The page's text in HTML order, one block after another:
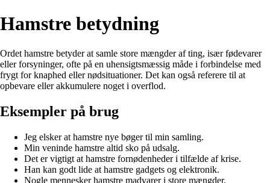
Hamstre betydning
Ordet hamstre betyder at samle store mængder af ting, især fødevarer
eller forsyninger, ofte på en uhensigtsmæssig måde i forbindelse med
frygt for knaphed eller nødsituationer. Det kan også referere til at
opbevare eller akkumulere noget i overflod.
Eksempler på brug
Jeg elsker at hamstre nye bøger til min samling.
Min veninde hamstre altid sko på udsalg.
Det er vigtigt at hamstre fornødenheder i tilfælde af krise.
Han kan godt lide at hamstre gadgets og elektronik.
Nogle mennesker hamstre madvarer i store mængder.